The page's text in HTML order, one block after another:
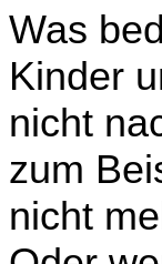
Was
Kinder
nicht
zum
nicht